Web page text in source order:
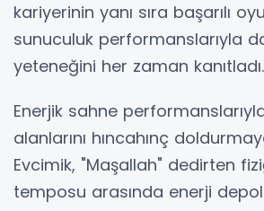
kariyerinin yanı sıra başarılı
sunuculuk performanslarıyla
yeteneğini her zaman kanıtladı.
Enerjik sahne
alanlarını hıncahınç
Evcimik, "Maşallah" dedirten
temposu arasında enerji